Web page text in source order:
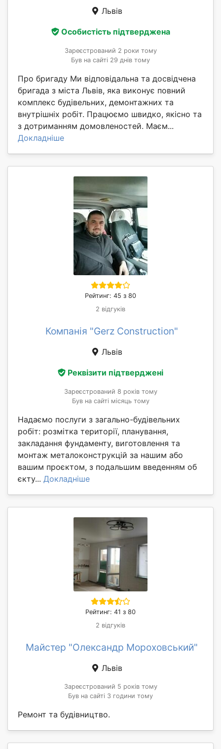
Львів
Особистість підтверджена
Зареєстрований 2 роки тому
Був на сайті 29 днів тому
Про бригаду Ми відповідальна та досвідчена
бригада з міста Львів, яка виконує повний
комплекс будівельних, демонтажних та
внутрішніх робіт. Працюємо швидко, якісно та
з дотриманням домовленостей. Маєм...
Докладніше
Рейтинг: 45 з 80
2 відгуків
Компанія "Gerz Construction"
Львів
Реквізити підтверджені
Зареєстрований 8 років тому
Був на сайті місяць тому
Надаємо послуги з загально-будівельних
робіт: розмітка території, планування,
закладання фундаменту, виготовлення та
монтаж металоконструкцій за нашим або
вашим проєктом, з подальшим введенням об
єкту... Докладніше
Рейтинг: 41 з 80
2 відгуків
Майстер "Олександр Мороховський"
Львів
Зареєстрований 5 років тому
Був на сайті 3 години тому
Ремонт та будівництво.